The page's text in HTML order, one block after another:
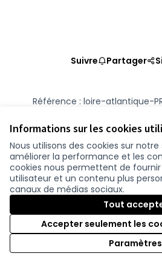
Informations sur les cookies
Nous utilisons des cookies sur
améliorer la performance et les
cookies nous permettent de
utilisateur et un contenu plus
canaux de médias sociaux.
Tout
Accepter seulement les
Paramètres
Suivre Partager
Référence : loire-atlantique-
Vérifiez l'empreinte
Conditions d'utilisation
Paramètres des cookies
participer.loire-atlantique.fr sur
(Nouvelle fenêtre)
participer.loire-atlantique.fr
(Nouvelle fenêtre)
participer.loire-
(Nouvelle fenêtre)
Site réalisé grâce aulogiciel libre